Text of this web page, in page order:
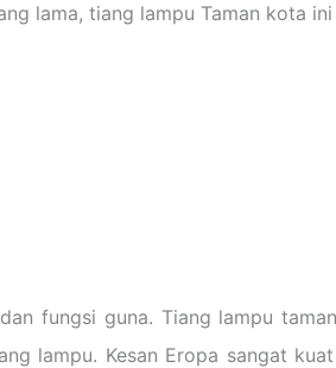
lama, tiang lampu Taman kota
fungsi guna. Tiang lampu
lampu. Kesan Eropa sangat